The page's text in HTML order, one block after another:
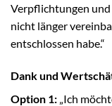
Verpflichtungen
nicht länger
entschlossen habe.“
Dank und
Option 1: „Ich